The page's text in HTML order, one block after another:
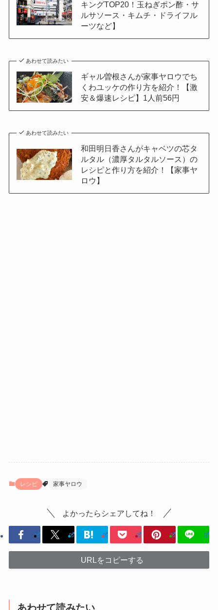
キングTOP20！玉ねぎポン酢・サ
ルサソース・キムチ・ドライフル
ーツなど】
あわせて読みたい
ギャル曽根さんが家事ヤロウでち
くわユッケの作り方を紹介！【激
安＆爆速レシピ】1人前56円
あわせて読みたい
和田明日香さんがキャベツの芯タ
ルタル（濃厚タルタルソース）の
レシピと作り方を紹介！【家事ヤ
ロウ】
レシピ 家事ヤロウ
よかったらシェアしてね！
URLをコピーする
あわせて読みたい